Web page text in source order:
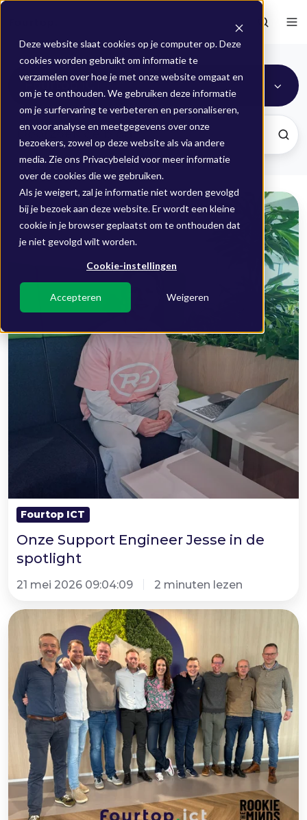
Deze website slaat cookies op je computer op. Deze
cookies worden gebruikt om informatie te
verzamelen over hoe je met onze website omgaat en
om je te onthouden. We gebruiken deze informatie
om je surfervaring te verbeteren en personaliseren,
en voor analyse en meetgegevens over onze
bezoekers, zowel op deze website als via andere
media. Zie ons Privacybeleid voor meer informatie
over de cookies die we gebruiken.
Als je weigert, zal je informatie niet worden gevolgd
bij je bezoek aan deze website. Er wordt een kleine
cookie in je browser geplaatst om te onthouden dat
je niet gevolgd wilt worden.
Cookie-instellingen
Accepteren Weigeren
Fourtop ICT
Onze
Support
Engineer
spotlight
Fourtop ICT
Onze Support Engineer Jesse in de
spotlight
21 mei 2026 09:04:09 2 minuten lezen
Rookie
Minds
Fourtop
ICT
groeien
voor
een
mooie
toekomst